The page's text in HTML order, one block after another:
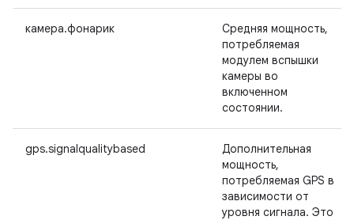
камера.фонарик
Средняя мощность,
потребляемая
модулем вспышки
камеры во
включенном
состоянии.
gps.signalqualitybased
Дополнительная
мощность,
потребляемая GPS в
зависимости от
уровня сигнала. Это